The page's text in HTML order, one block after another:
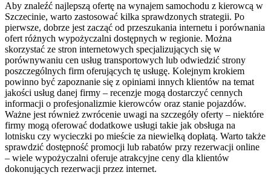
Aby znaleźć najlepszą ofertę na wynajem samochodu z kierowcą w
Szczecinie, warto zastosować kilka sprawdzonych strategii. Po
pierwsze, dobrze jest zacząć od przeszukania internetu i porównania
ofert różnych wypożyczalni dostępnych w regionie. Można
skorzystać ze stron internetowych specjalizujących się w
porównywaniu cen usług transportowych lub odwiedzić strony
poszczególnych firm oferujących tę usługę. Kolejnym krokiem
powinno być zapoznanie się z opiniami innych klientów na temat
jakości usług danej firmy – recenzje mogą dostarczyć cennych
informacji o profesjonalizmie kierowców oraz stanie pojazdów.
Ważne jest również zwrócenie uwagi na szczegóły oferty – niektóre
firmy mogą oferować dodatkowe usługi takie jak obsługa na
lotnisku czy wycieczki po mieście za niewielką dopłatą. Warto także
sprawdzić dostępność promocji lub rabatów przy rezerwacji online
– wiele wypożyczalni oferuje atrakcyjne ceny dla klientów
dokonujących rezerwacji przez internet.